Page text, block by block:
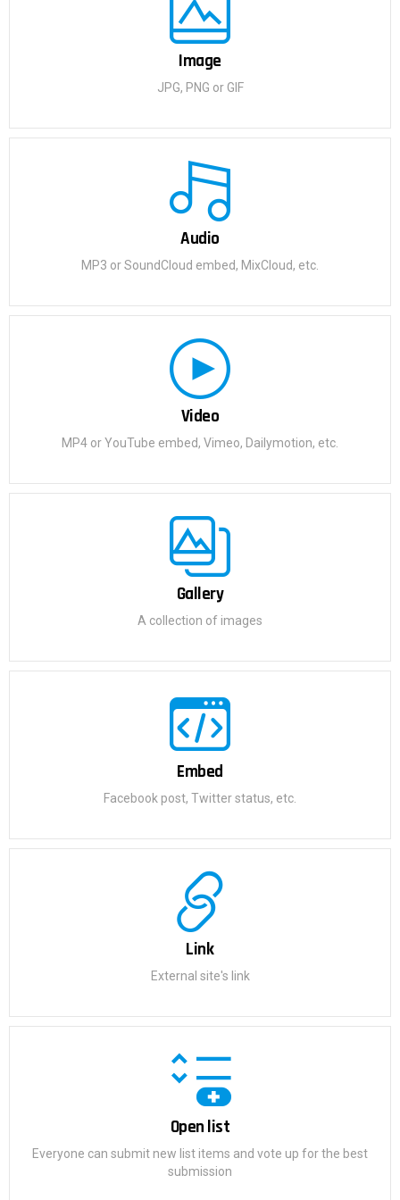
Image
JPG, PNG or GIF
Audio
MP3 or SoundCloud embed, MixCloud, etc.
Video
MP4 or YouTube embed, Vimeo, Dailymotion, etc.
Gallery
A collection of images
Embed
Facebook post, Twitter status, etc.
Link
External site's link
Open list
Everyone can submit new list items and vote up for the best
submission